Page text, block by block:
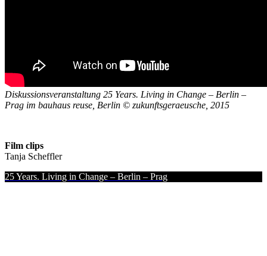
Diskussionsveranstaltung 25 Years. Living in Change – Berlin –
Prag im bauhaus reuse, Berlin © zukunftsgeraeusche, 2015
Film clips
Tanja Scheffler
25 Years. Living in Change – Berlin – Prag